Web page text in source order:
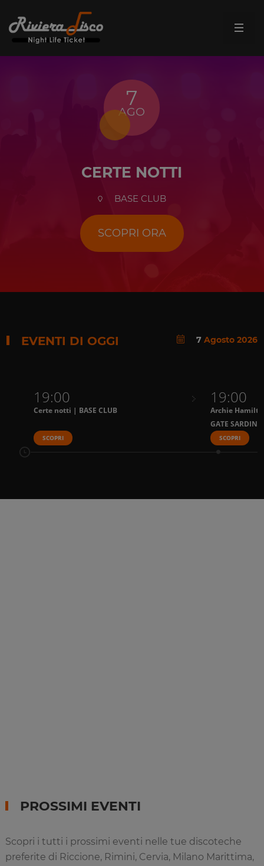
7
AGO
CERTE NOTTI
BASE CLUB
SCOPRI ORA
EVENTI DI OGGI 7Agosto 2026
19:00
Certe notti | BASE CLUB
SCOPRI
19:00
Archie
GATE
SCOPRI
PROSSIMI EVENTI
Scopri i tutti i prossimi eventi nelle tue discoteche
preferite di Riccione, Rimini, Cervia, Milano Marittima,